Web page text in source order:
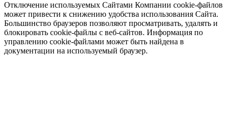
Отключение используемых Сайтами Компании cookie-файлов
может привести к снижению удобства использования Сайта.
Большинство браузеров позволяют просматривать, удалять и
блокировать cookie-файлы c веб-сайтов. Информация по
управлению cookie-файлами может быть найдена в
документации на используемый браузер.